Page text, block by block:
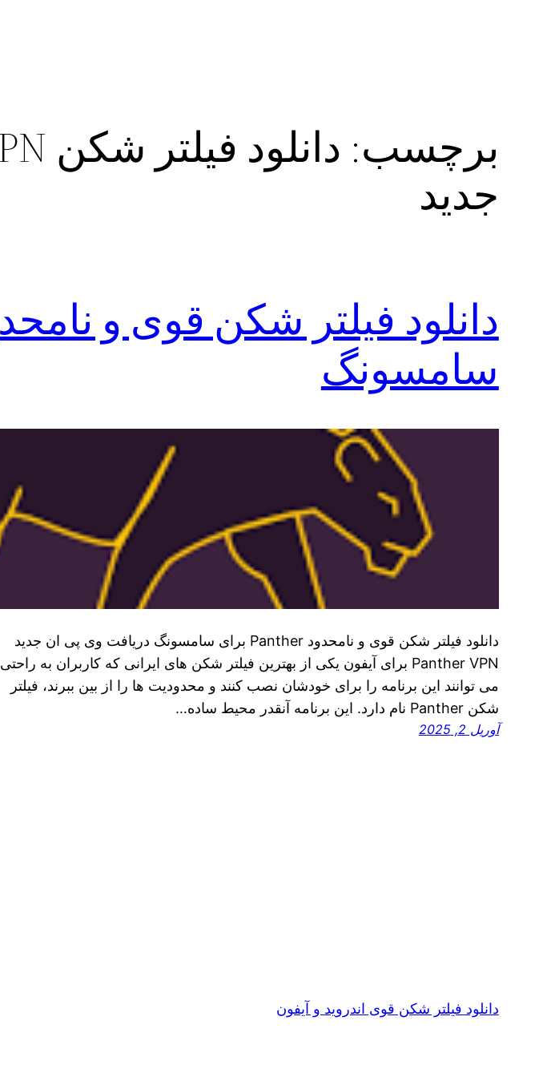
برچسب:
جدید
سامسونگ
دانلود فیلتر شکن قوی و نامحدود Panther برای سامسونگ دریافت وی پی ان جدید
Panther VPN برای آیفون یکی از بهترین فیلتر شکن‌ های ایرانی که کاربران به راحتی
می‌ توانند این برنامه را برای خودشان نصب کنند و محدودیت‌ ها را از بین ببرند، فیلتر
شکن Panther نام دارد. این برنامه آنقدر محیط ساده…
آوریل 2, 2025
دانلود فیلتر شکن قوی اندروید و آیفون